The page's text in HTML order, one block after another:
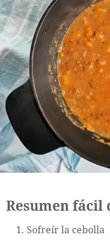
Resumen fácil
Sofreír la cebolla